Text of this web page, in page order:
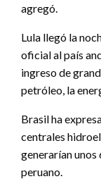
agregó.
Lula llegó la
oficial al país
ingreso de
petróleo, la
Brasil ha
centrales
generarían
peruano.